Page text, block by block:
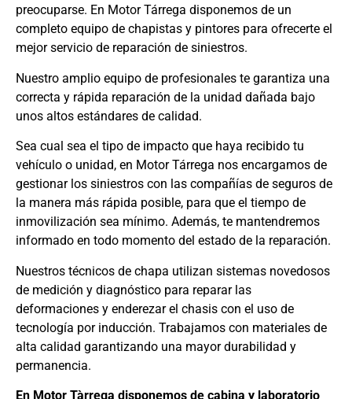
preocuparse. En Motor Tárrega disponemos de un
completo equipo de chapistas y pintores para ofrecerte el
mejor servicio de reparación de siniestros.
Nuestro amplio equipo de profesionales te garantiza una
correcta y rápida reparación de la unidad dañada bajo
unos altos estándares de calidad.
Sea cual sea el tipo de impacto que haya recibido tu
vehículo o unidad, en Motor Tárrega nos encargamos de
gestionar los siniestros con las compañías de seguros de
la manera más rápida posible, para que el tiempo de
inmovilización sea mínimo. Además, te mantendremos
informado en todo momento del estado de la reparación.
Nuestros técnicos de chapa utilizan sistemas novedosos
de medición y diagnóstico para reparar las
deformaciones y enderezar el chasis con el uso de
tecnología por inducción. Trabajamos con materiales de
alta calidad garantizando una mayor durabilidad y
permanencia.
En Motor Tàrrega disponemos de cabina y laboratorio